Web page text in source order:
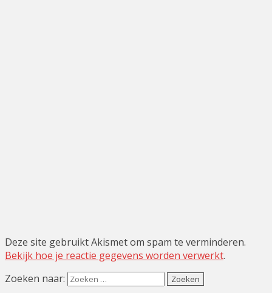
Deze site gebruikt Akismet om spam te verminderen.
Bekijk hoe je reactie gegevens worden verwerkt.
Zoeken naar: